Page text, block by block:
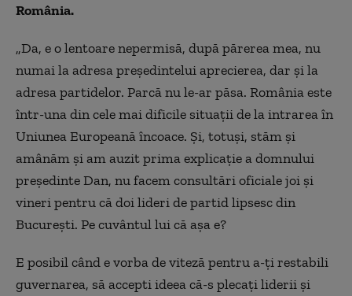
România.
„Da, e o lentoare nepermisă, după părerea mea, nu
numai la adresa președintelui aprecierea, dar și la
adresa partidelor. Parcă nu le-ar păsa. România este
într-una din cele mai dificile situații de la intrarea în
Uniunea Europeană încoace. Și, totuși, stăm și
amânăm și am auzit prima explicație a domnului
președinte Dan, nu facem consultări oficiale joi și
vineri pentru că doi lideri de partid lipsesc din
București. Pe cuvântul lui că așa e?
E posibil când e vorba de viteză pentru a-ți restabili
guvernarea, să accepti ideea că-s plecați liderii și